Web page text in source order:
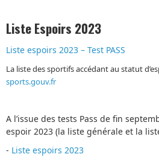
Liste Espoirs 2023
Liste espoirs 2023 – Test PASS
La liste des sportifs accédant au statut
sports.gouv.fr
A l’issue des tests Pass de fin
espoir 2023 (la liste générale et la
- Liste espoirs 2023